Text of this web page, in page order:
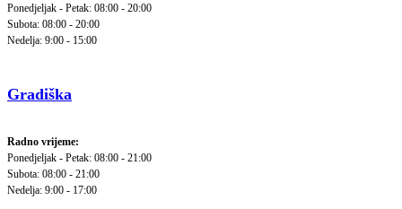
Ponedjeljak - Petak: 08:00 - 20:00
Subota: 08:00 - 20:00
Nedelja: 9:00 - 15:00
Gradiška
Radno vrijeme:
Ponedjeljak - Petak: 08:00 - 21:00
Subota: 08:00 - 21:00
Nedelja: 9:00 - 17:00